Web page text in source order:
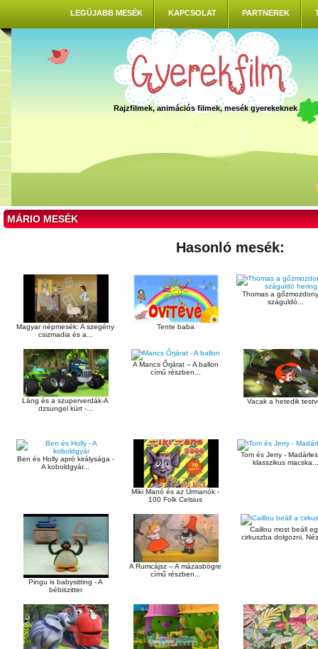
LEGÚJABB MESÉK KAPCSOLAT PARTNEREK
Rajzfilmek, animációs filmek, mesék gyerekeknek
MÁRIO MESÉK
Hasonló mesék:
Magyar népmesék: A szegény
csizmadia és a...
Tente baba
Thomas a
száguldó...
Láng és a szuperverdák-A
dzsungel kürt -...
A Mancs Őrjárat – A ballon
című részben...
Vacak a hetedik
Ben és Holly apró királysága -
A koboldgyár...
Miki Manó és az Űrmanók -
100 Folk Celsius
Tom és Jerry -
klasszikus macska...
Pingu is babysitting - A
bébiszitter
A Rumcájsz – A mázasbögre
című részben...
Caillou most beáll
cirkuszba dolgozni.